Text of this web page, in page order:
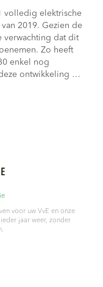
volledig elektrische
2019. Gezien de
verwachting dat dit
Zo heeft
enkel nog
ontwikkeling …
voor uw VvE en onze
jaar weer, zonder